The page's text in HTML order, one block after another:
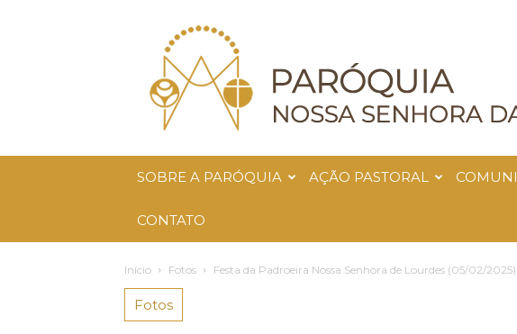
Paróquia
Nossa
Senhora
da
Glória
SOBRE A PARÓQUIA AÇÃO PASTORAL
CONTATO
Início Fotos Festa da Padroeira Nossa Senhora de Lourdes (05/02/2025)
Fotos